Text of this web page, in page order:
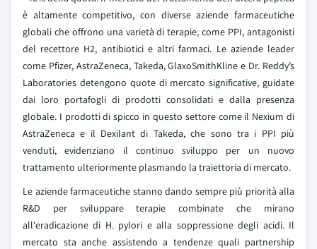
è altamente competitivo, con diverse aziende farmaceutiche
globali che offrono una varietà di terapie, come PPI, antagonisti
del recettore H2, antibiotici e altri farmaci. Le aziende leader
come Pfizer, AstraZeneca, Takeda, GlaxoSmithKline e Dr. Reddy’s
Laboratories detengono quote di mercato significative, guidate
dai loro portafogli di prodotti consolidati e dalla presenza
globale. I prodotti di spicco in questo settore come il Nexium di
AstraZeneca e il Dexilant di Takeda, che sono tra i PPI più
venduti, evidenziano il continuo sviluppo per un nuovo
trattamento ulteriormente plasmando la traiettoria di mercato.
Le aziende farmaceutiche stanno dando sempre più priorità alla
R&D per sviluppare terapie combinate che mirano
all'eradicazione di H. pylori e alla soppressione degli acidi. Il
mercato sta anche assistendo a tendenze quali partnership